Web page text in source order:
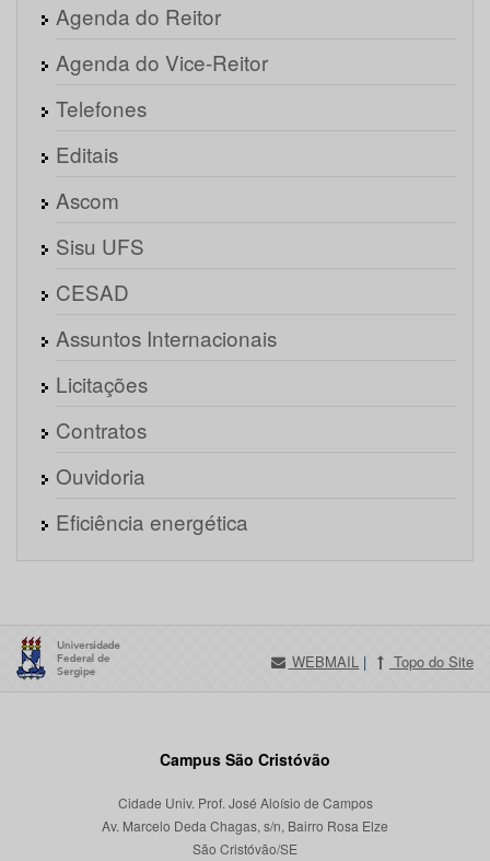
Agenda do Reitor
Agenda do Vice-Reitor
Telefones
Editais
Ascom
Sisu UFS
CESAD
Assuntos Internacionais
Licitações
Contratos
Ouvidoria
Eficiência energética
WEBMAIL | Topo do Site
Campus São Cristóvão
Cidade Univ. Prof. José Aloísio de Campos
Av. Marcelo Deda Chagas, s/n, Bairro Rosa Elze
São Cristóvão/SE